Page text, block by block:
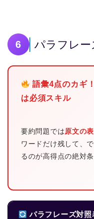
6 パラフレー
語彙4点のカギ
は必須スキル
要約問題では原文の
ワードだけ残して、
るのが高得点の絶対条
パラフレーズ対照